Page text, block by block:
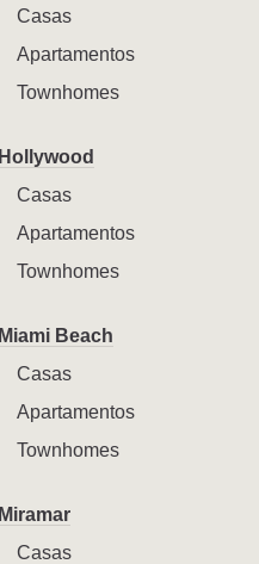
Casas
Apartamentos
Townhomes
Hollywood
Casas
Apartamentos
Townhomes
Miami Beach
Casas
Apartamentos
Townhomes
Miramar
Casas